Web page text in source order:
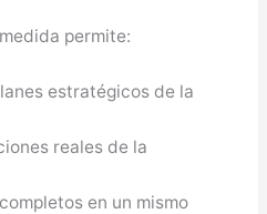
permite:
estratégicos de la
reales de la
en un mismo